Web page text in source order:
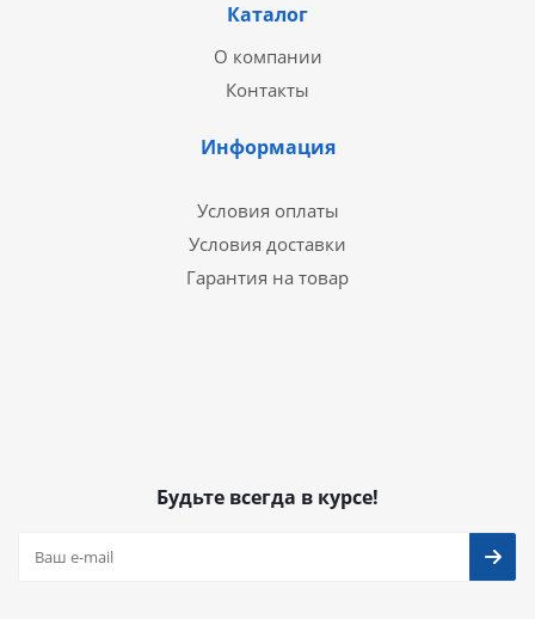
Каталог
О компании
Контакты
Информация
Условия оплаты
Условия доставки
Гарантия на товар
Будьте всегда в курсе!